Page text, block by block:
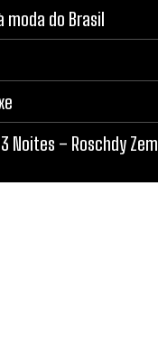
moda do Brasil
Noites – Roschdy Zem